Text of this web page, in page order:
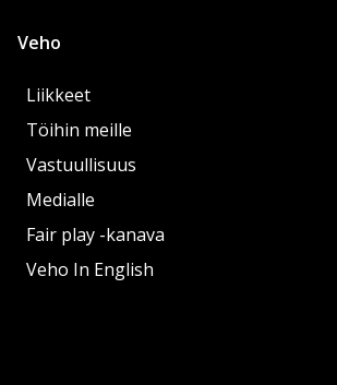
Veho
Liikkeet
Töihin meille
Vastuullisuus
Medialle
Fair play -kanava
Veho In English